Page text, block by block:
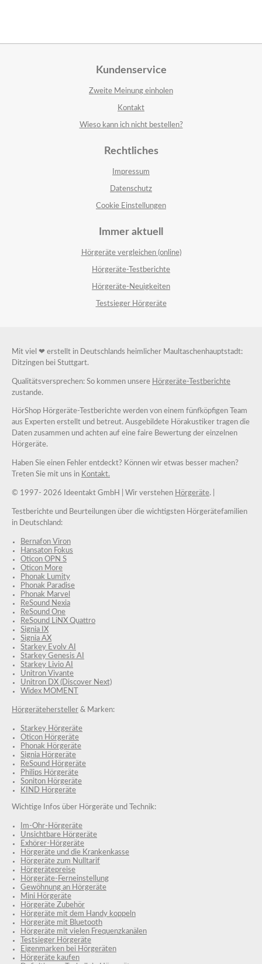
Kundenservice
Zweite Meinung einholen
Kontakt
Wieso kann ich nicht bestellen?
Rechtliches
Impressum
Datenschutz
Cookie Einstellungen
Immer aktuell
Hörgeräte vergleichen (online)
Hörgeräte-Testberichte
Hörgeräte-Neuigkeiten
Testsieger Hörgeräte
Mit viel ❤ erstellt in Deutschlands heimlicher Maultaschenhauptstadt:
Ditzingen bei Stuttgart.
Qualitätsversprechen: So kommen unsere Hörgeräte-Testberichte
zustande.
HörShop Hörgeräte-Testberichte werden von einem fünfköpfigen Team
aus Experten erstellt und betreut. Ausgebildete Hörakustiker tragen die
Daten zusammen und achten auf eine faire Bewertung der einzelnen
Hörgeräte.
Haben Sie einen Fehler entdeckt? Können wir etwas besser machen?
Treten Sie mit uns in Kontakt.
© 1997- 2026 Ideentakt GmbH | Wir verstehen Hörgeräte. |
Testberichte und Beurteilungen über die wichtigsten Hörgerätefamilien
in Deutschland:
Bernafon Viron
Hansaton Fokus
Oticon OPN S
Oticon More
Phonak Lumity
Phonak Paradise
Phonak Marvel
ReSound Nexia
ReSound One
ReSound LiNX Quattro
Signia IX
Signia AX
Starkey Evolv AI
Starkey Genesis AI
Starkey Livio AI
Unitron Vivante
Unitron DX (Discover Next)
Widex MOMENT
Hörgerätehersteller & Marken:
Starkey Hörgeräte
Oticon Hörgeräte
Phonak Hörgeräte
Signia Hörgeräte
ReSound Hörgeräte
Philips Hörgeräte
Soniton Hörgeräte
KIND Hörgeräte
Wichtige Infos über Hörgeräte und Technik:
Im-Ohr-Hörgeräte
Unsichtbare Hörgeräte
Exhörer-Hörgeräte
Hörgeräte und die Krankenkasse
Hörgeräte zum Nulltarif
Hörgerätepreise
Hörgeräte-Ferneinstellung
Gewöhnung an Hörgeräte
Mini Hörgeräte
Hörgeräte Zubehör
Hörgeräte mit dem Handy koppeln
Hörgeräte mit Bluetooth
Hörgeräte mit vielen Frequenzkanälen
Testsieger Hörgeräte
Eigenmarken bei Hörgeräten
Hörgeräte kaufen